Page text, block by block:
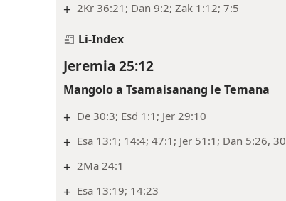
+ 2Kr 36:21; Dan 9:2; Zak 1:12; 7:5
Li-Index
Jeremia 25:12
Mangolo a Tsamaisanang le Temana
+ De 30:3; Esd 1:1; Jer 29:10
+ Esa 13:1; 14:4; 47:1; Jer 51:1; Dan 5:26, 30
+ 2Ma 24:1
+ Esa 13:19; 14:23